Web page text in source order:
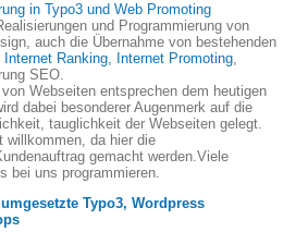
in Typo3 und Web Promoting
und Programmierung von
auch die Übernahme von bestehenden
Internet Ranking, Internet Promoting,
SEO.
Webseiten entsprechen dem heutigen
dabei besonderer Augenmerk auf die
tauglichkeit der Webseiten gelegt.
willkommen, da hier die
gemacht werden.Viele
bei uns programmieren.
Typo3, Wordpress